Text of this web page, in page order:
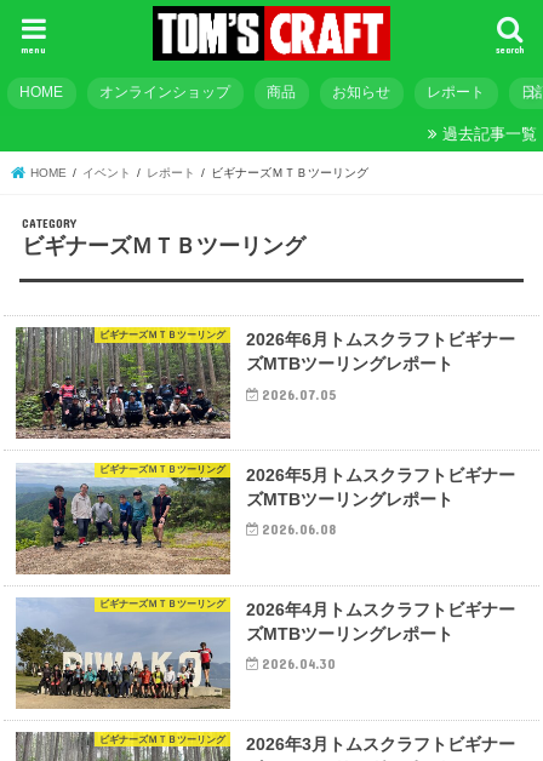
search
menu
HOME オンラインショップ 商品 お知らせ レポート 日
過去記事一覧
HOME イベント レポート ビギナーズＭＴＢツーリング
ビギナーズＭＴＢツーリング
ビギナーズＭＴＢツーリング
2026年6月トムスクラフトビギナー
ズMTBツーリングレポート
2026.07.05
ビギナーズＭＴＢツーリング
2026年5月トムスクラフトビギナー
ズMTBツーリングレポート
2026.06.08
ビギナーズＭＴＢツーリング
2026年4月トムスクラフトビギナー
ズMTBツーリングレポート
2026.04.30
ビギナーズＭＴＢツーリング
2026年3月トムスクラフトビギナー